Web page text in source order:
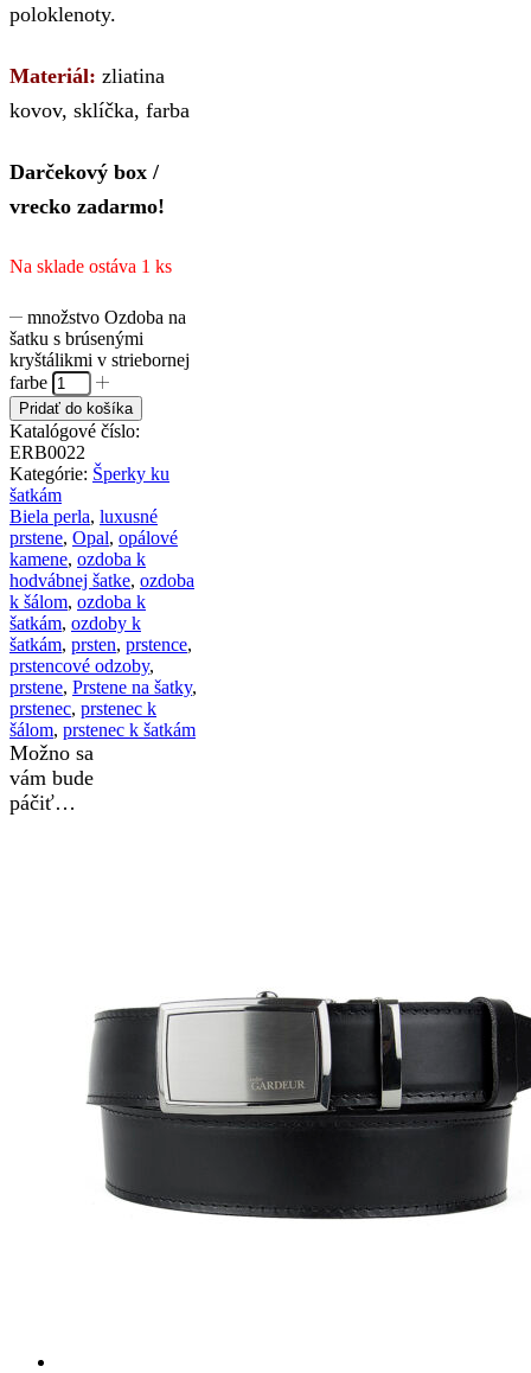
poloklenoty.
Materiál: zliatina
kovov, sklíčka, farba
Darčekový box /
vrecko zadarmo!
Na sklade ostáva 1 ks
množstvo Ozdoba na
šatku s brúsenými
kryštálikmi v striebornej
farbe
Pridať do košíka
Katalógové číslo:
ERB0022
Kategórie: Šperky ku
šatkám
Biela perla, luxusné
prstene, Opal, opálové
kamene, ozdoba k
hodvábnej šatke, ozdoba
k šálom, ozdoba k
šatkám, ozdoby k
šatkám, prsten, prstence,
prstencové odzoby,
prstene, Prstene na šatky,
prstenec, prstenec k
šálom, prstenec k šatkám
Možno sa
vám bude
páčiť…